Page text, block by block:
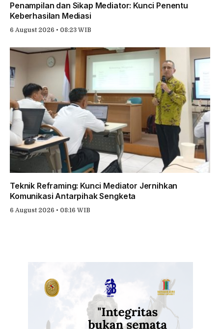
Penampilan dan Sikap Mediator: Kunci Penentu
Keberhasilan Mediasi
6 August 2026 • 08:23 WIB
Teknik Reframing: Kunci Mediator Jernihkan
Komunikasi Antarpihak Sengketa
6 August 2026 • 08:16 WIB